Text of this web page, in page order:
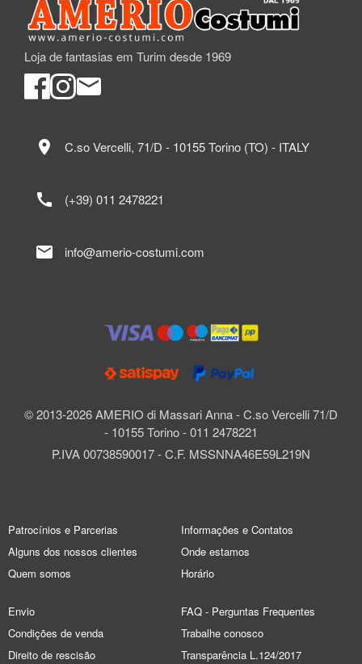
Loja de fantasias em Turim desde 1969
© 2013-2026 AMERIO di Massari Anna - C.so Vercelli 71/D
- 10155 Torino - 011 2478221
P.IVA 00738590017 - C.F. MSSNNA46E59L219N
location_on C.so Vercelli, 71/D - 10155 Torino (TO) - ITALY
call (+39) 011 2478221
mail info@amerio-costumi.com
Patrocínios e Parcerias
Alguns dos nossos clientes
Quem somos
Informações e Contatos
Onde estamos
Horário
Envio
Condições de venda
Direito de rescisão
FAQ - Perguntas Frequentes
Trabalhe conosco
Transparência L.124/2017